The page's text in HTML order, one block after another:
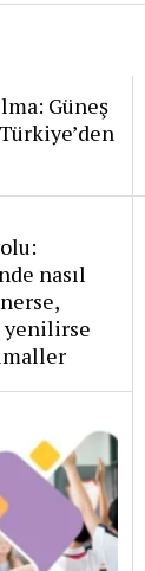
Güneş
nasıl
yenilirse